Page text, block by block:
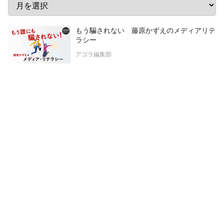
もう騙されない 藤原かずえのメディアリテ
ラシー
アゴラ編集部